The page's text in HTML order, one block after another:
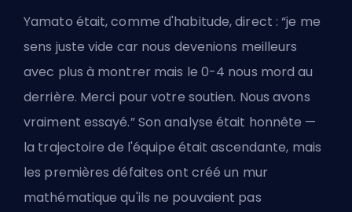
Yamato était, comme d'habitude, direct : “je me
sens juste vide car nous devenions meilleurs
avec plus à montrer mais le 0-4 nous mord au
derrière. Merci pour votre soutien. Nous avons
vraiment essayé.” Son analyse était honnête —
la trajectoire de l'équipe était ascendante, mais
les premières défaites ont créé un mur
mathématique qu'ils ne pouvaient pas